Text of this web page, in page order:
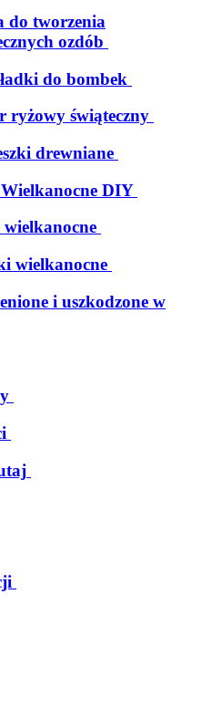
do tworzenia
ozdób
do bombek
ryżowy świąteczny
drewniane
DIY
wielkanocne
i uszkodzone w